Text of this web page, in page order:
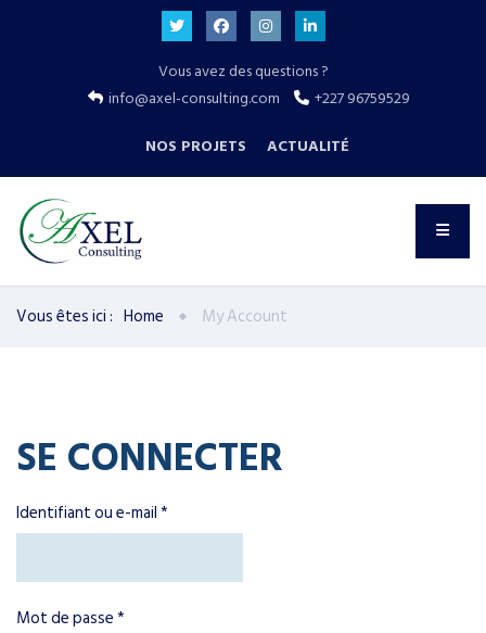
Vous avez des questions ?
info@axel-consulting.com
+227 96759529
NOS PROJETS
ACTUALITÉ
Vous êtes ici : Home My Account
SE CONNECTER
Identifiant ou e-mail*
Mot de passe*